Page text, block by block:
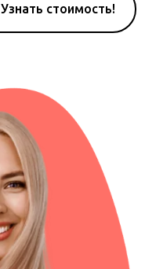
Узнать стоимость!